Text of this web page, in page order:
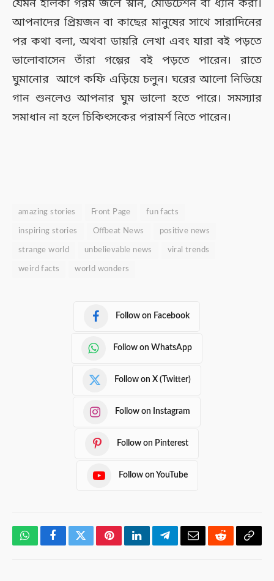
যেমন হালকা গরম জলে স্নান, মেডিটেশন বা ধ্যান করা।
আপনাদের প্রিয়জন বা কাছের মানুষের সাথে সারাদিনের
পর কথা বলা, অথবা ডায়রি লেখা এবং যারা বই পড়তে
ভালোবাসেন তাঁরা গল্পের বই পড়তে পারেন। রাতে
ঘুমানোর আগে কফি এড়িয়ে চলুন। ঘরের আলো নিভিয়ে
গান শুনলেও আপনার ঘুম ভালো হতে পারে। সমস্যার
সমাধান না হলে চিকিৎসকের পরামর্শ নিতে পারেন।
amazing stories Front Page fun facts
inspiring stories Offbeat News positive news
strange world unbelievable news viral trends
weird facts world wonders
Follow on Facebook
Follow on WhatsApp
Follow on X (Twitter)
Follow on Instagram
Follow on Pinterest
Follow on YouTube
WhatsAppFacebookTwitterPinterestLinkedInTelegramEmailRedditCopy